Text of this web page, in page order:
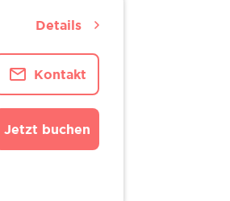
Kontakt
Jetzt buchen
Details